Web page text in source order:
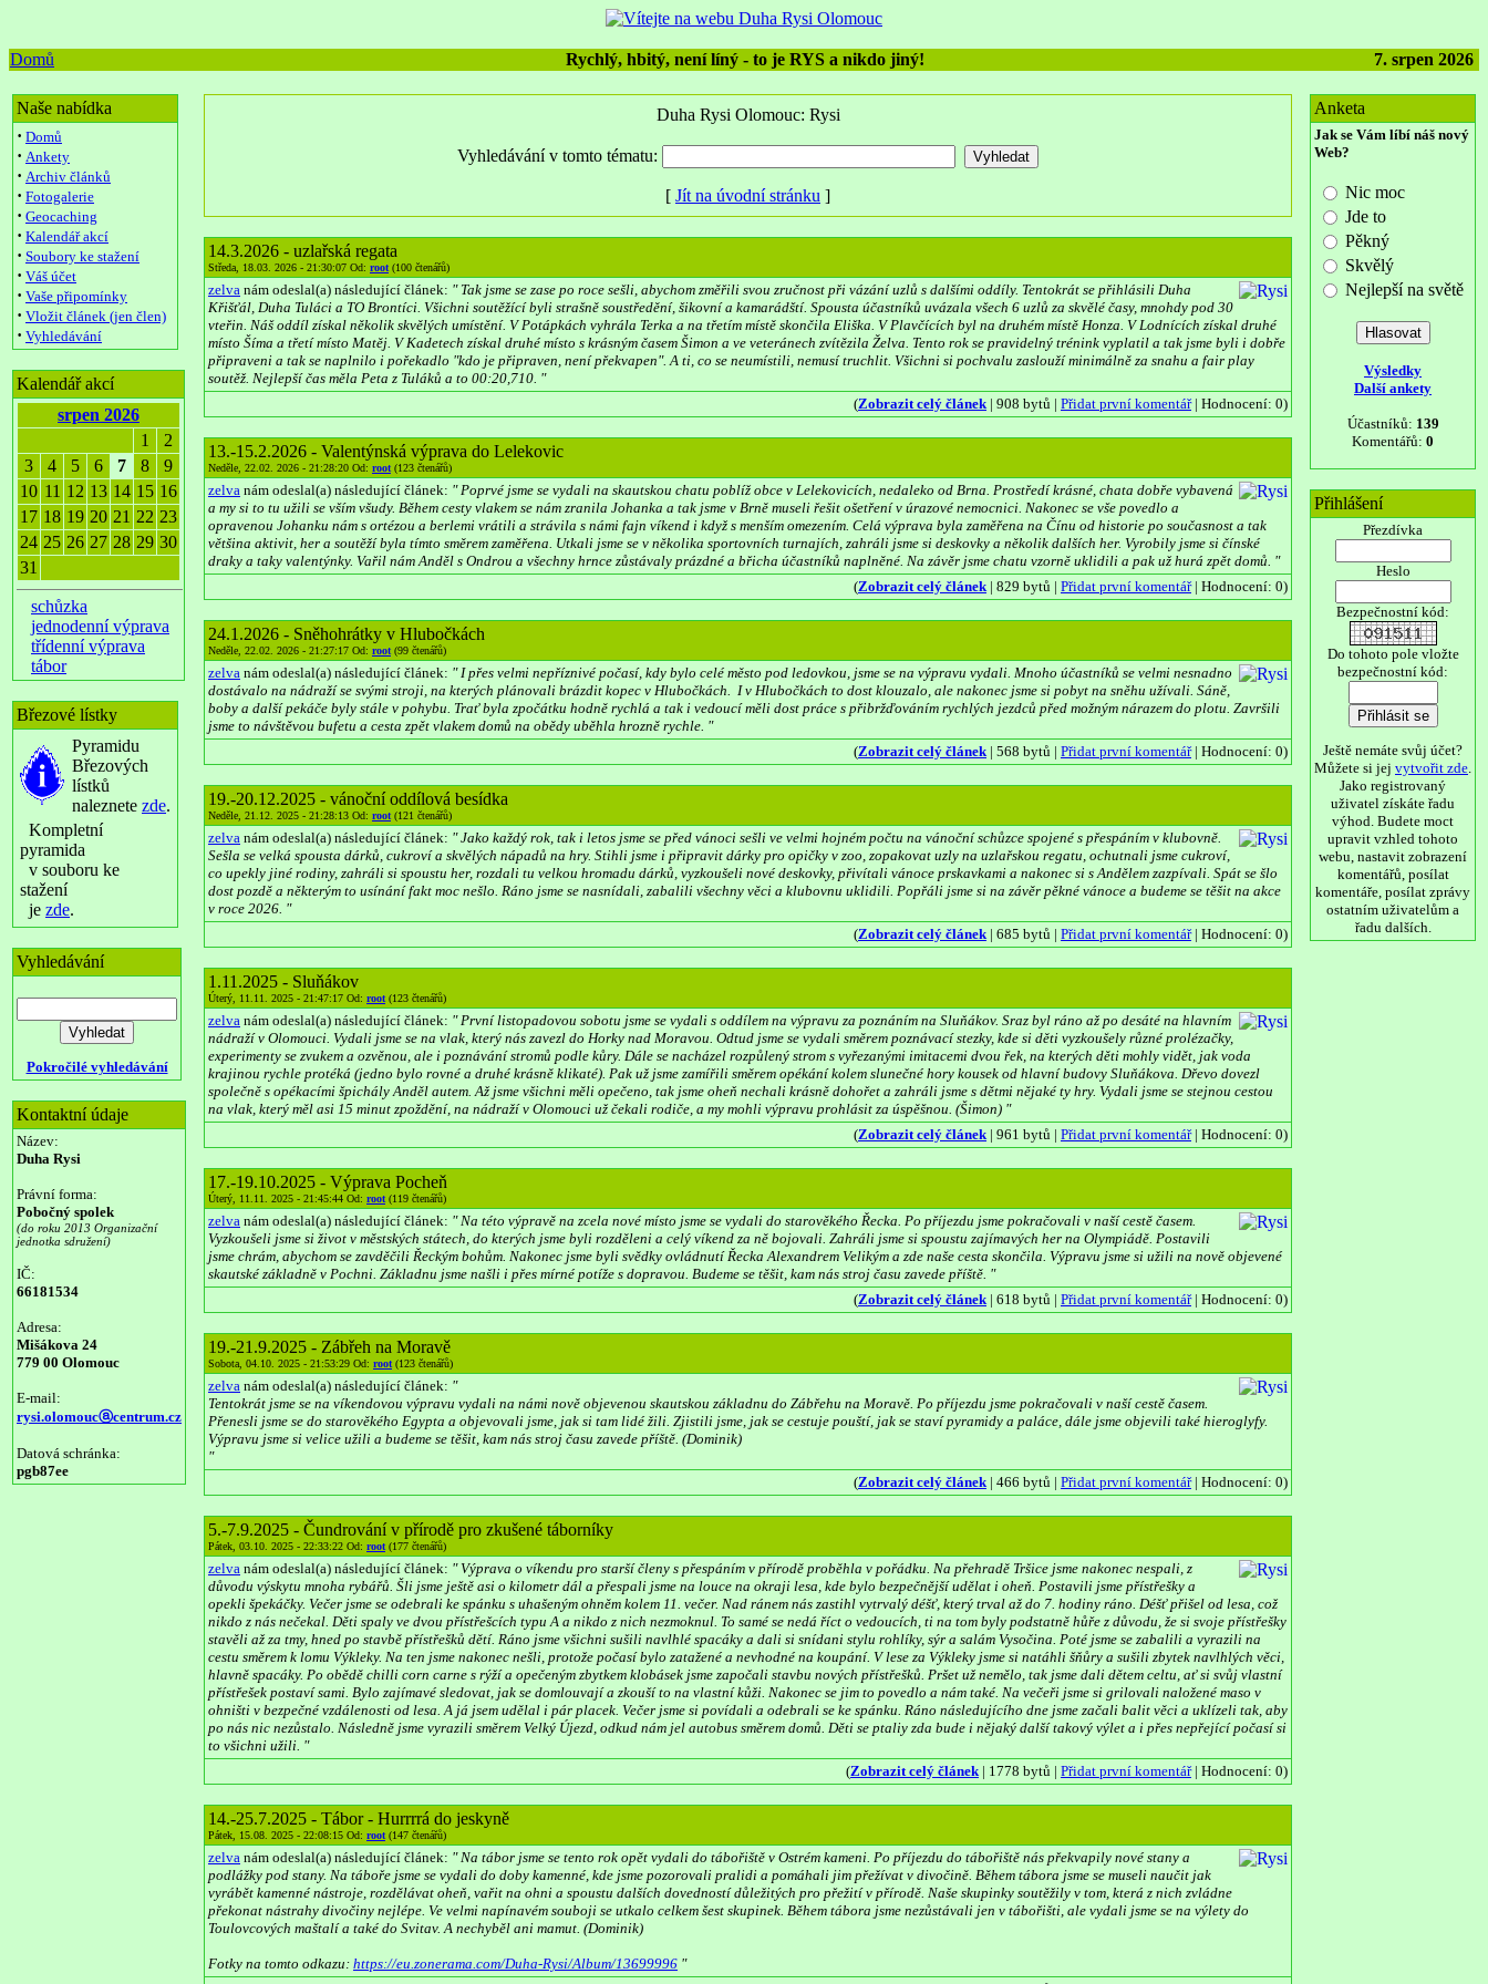
Domů Rychlý, hbitý, není líný - to je RYS a nikdo jiný! 7. srpen 2026
Naše nabídka
· Domů
· Ankety
· Archiv článků
· Fotogalerie
· Geocaching
· Kalendář akcí
· Soubory ke stažení
· Váš účet
· Vaše připomínky
· Vložit článek (jen člen)
· Vyhledávání
Kalendář akcí
srpen 2026
1
2
3
4 5 6 7 8
9
10 11 12 13 14 15 16
17 18 19 20 21 22 23
24 25 26 27 28 29 30
31
schůzka
jednodenní výprava
třídenní výprava
tábor
Březové lístky
Pyramidu
Březových
lístků
naleznete zde.
Kompletní
pyramida
v souboru ke
stažení
je zde.
Vyhledávání
Pokročilé vyhledávání
Kontaktní údaje
Název:
Duha Rysi
Právní forma:
Pobočný spolek
(do roku 2013 Organizační
jednotka sdružení)
IČ:
66181534
Adresa:
Mišákova 24
779 00 Olomouc
E-mail:
rysi.olomoucⓐcentrum.cz
Datová schránka:
pgb87ee
Duha Rysi Olomouc: Rysi
Vyhledávání v tomto tématu:
[ Jít na úvodní stránku ]
14.3.2026 - uzlařská regata
Středa, 18.03. 2026 - 21:30:07 Od: root (100 čtenářů)
zelva nám odeslal(a) následující článek: " Tak jsme se zase po roce sešli, abychom změřili svou zručnost při vázání uzlů s dalšími oddíly. Tentokrát se přihlásili Duha
Křišťál, Duha Tuláci a TO Brontíci. Všichni soutěžící byli strašně soustředění, šikovní a kamarádští. Spousta účastníků uvázala všech 6 uzlů za skvělé časy, mnohdy pod 30
vteřin. Náš oddíl získal několik skvělých umístění. V Potápkách vyhrála Terka a na třetím místě skončila Eliška. V Plavčících byl na druhém místě Honza. V Lodnících získal druhé
místo Šíma a třetí místo Matěj. V Kadetech získal druhé místo s krásným časem Šimon a ve veteránech zvítězila Želva. Tento rok se pravidelný trénink vyplatil a tak jsme byli i dobře
připraveni a tak se naplnilo i pořekadlo "kdo je připraven, není překvapen". A ti, co se neumístili, nemusí truchlit. Všichni si pochvalu zaslouží minimálně za snahu a fair play
soutěž. Nejlepší čas měla Peta z Tuláků a to 00:20,710. "
(Zobrazit celý článek| 908 bytů | Přidat první komentář| Hodnocení: 0)
13.-15.2.2026 - Valentýnská výprava do Lelekovic
Neděle, 22.02. 2026 - 21:28:20 Od: root (123 čtenářů)
zelva nám odeslal(a) následující článek: " Poprvé jsme se vydali na skautskou chatu poblíž obce v Lelekovicích, nedaleko od Brna. Prostředí krásné, chata dobře vybavená
a my si to tu užili se vším všudy. Během cesty vlakem se nám zranila Johanka a tak jsme v Brně museli řešit ošetření v úrazové nemocnici. Nakonec se vše povedlo a
opravenou Johanku nám s ortézou a berlemi vrátili a strávila s námi fajn víkend i když s menším omezením. Celá výprava byla zaměřena na Čínu od historie po současnost a tak
většina aktivit, her a soutěží byla tímto směrem zaměřena. Utkali jsme se v několika sportovních turnajích, zahráli jsme si deskovky a několik dalších her. Vyrobily jsme si čínské
draky a taky valentýnky. Vařil nám Anděl s Ondrou a všechny hrnce zůstávaly prázdné a břicha účastníků naplněné. Na závěr jsme chatu vzorně uklidili a pak už hurá zpět domů. "
(Zobrazit celý článek| 829 bytů | Přidat první komentář| Hodnocení: 0)
24.1.2026 - Sněhohrátky v Hlubočkách
Neděle, 22.02. 2026 - 21:27:17 Od: root (99 čtenářů)
zelva nám odeslal(a) následující článek: " I přes velmi nepříznivé počasí, kdy bylo celé město pod ledovkou, jsme se na výpravu vydali. Mnoho účastníků se velmi nesnadno
dostávalo na nádraží se svými stroji, na kterých plánovali brázdit kopec v Hlubočkách. I v Hlubočkách to dost klouzalo, ale nakonec jsme si pobyt na sněhu užívali. Sáně,
boby a další pekáče byly stále v pohybu. Trať byla zpočátku hodně rychlá a tak i vedoucí měli dost práce s přibržďováním rychlých jezdců před možným nárazem do plotu. Završili
jsme to návštěvou bufetu a cesta zpět vlakem domů na obědy uběhla hrozně rychle. "
(Zobrazit celý článek| 568 bytů | Přidat první komentář| Hodnocení: 0)
19.-20.12.2025 - vánoční oddílová besídka
Neděle, 21.12. 2025 - 21:28:13 Od: root (121 čtenářů)
zelva nám odeslal(a) následující článek: " Jako každý rok, tak i letos jsme se před vánoci sešli ve velmi hojném počtu na vánoční schůzce spojené s přespáním v klubovně.
Sešla se velká spousta dárků, cukroví a skvělých nápadů na hry. Stihli jsme i připravit dárky pro opičky v zoo, zopakovat uzly na uzlařskou regatu, ochutnali jsme cukroví,
co upekly jiné rodiny, zahráli si spoustu her, rozdali tu velkou hromadu dárků, vyzkoušeli nové deskovky, přivítali vánoce prskavkami a nakonec si s Andělem zazpívali. Spát se šlo
dost pozdě a některým to usínání fakt moc nešlo. Ráno jsme se nasnídali, zabalili všechny věci a klubovnu uklidili. Popřáli jsme si na závěr pěkné vánoce a budeme se těšit na akce
v roce 2026. "
(Zobrazit celý článek| 685 bytů | Přidat první komentář| Hodnocení: 0)
1.11.2025 - Sluňákov
Úterý, 11.11. 2025 - 21:47:17 Od: root (123 čtenářů)
zelva nám odeslal(a) následující článek: " První listopadovou sobotu jsme se vydali s oddílem na výpravu za poznáním na Sluňákov. Sraz byl ráno až po desáté na hlavním
nádraží v Olomouci. Vydali jsme se na vlak, který nás zavezl do Horky nad Moravou. Odtud jsme se vydali směrem poznávací stezky, kde si děti vyzkoušely různé prolézačky,
experimenty se zvukem a ozvěnou, ale i poznávání stromů podle kůry. Dále se nacházel rozpůlený strom s vyřezanými imitacemi dvou řek, na kterých děti mohly vidět, jak voda
krajinou rychle protéká (jedno bylo rovné a druhé krásně klikaté). Pak už jsme zamířili směrem opékání kolem slunečné hory kousek od hlavní budovy Sluňákova. Dřevo dovezl
společně s opékacími špichály Anděl autem. Až jsme všichni měli opečeno, tak jsme oheň nechali krásně dohořet a zahráli jsme s dětmi nějaké ty hry. Vydali jsme se stejnou cestou
na vlak, který měl asi 15 minut zpoždění, na nádraží v Olomouci už čekali rodiče, a my mohli výpravu prohlásit za úspěšnou. (Šimon) "
(Zobrazit celý článek| 961 bytů | Přidat první komentář| Hodnocení: 0)
17.-19.10.2025 - Výprava Pocheň
Úterý, 11.11. 2025 - 21:45:44 Od: root (119 čtenářů)
zelva nám odeslal(a) následující článek: " Na této výpravě na zcela nové místo jsme se vydali do starověkého Řecka. Po příjezdu jsme pokračovali v naší cestě časem.
Vyzkoušeli jsme si život v městských státech, do kterých jsme byli rozděleni a celý víkend za ně bojovali. Zahráli jsme si spoustu zajímavých her na Olympiádě. Postavili
jsme chrám, abychom se zavděčili Řeckým bohům. Nakonec jsme byli svědky ovládnutí Řecka Alexandrem Velikým a zde naše cesta skončila. Výpravu jsme si užili na nově objevené
skautské základně v Pochni. Základnu jsme našli i přes mírné potíže s dopravou. Budeme se těšit, kam nás stroj času zavede příště. "
(Zobrazit celý článek| 618 bytů | Přidat první komentář| Hodnocení: 0)
19.-21.9.2025 - Zábřeh na Moravě
Sobota, 04.10. 2025 - 21:53:29 Od: root (123 čtenářů)
zelva nám odeslal(a) následující článek: "
Tentokrát jsme se na víkendovou výpravu vydali na námi nově objevenou skautskou základnu do Zábřehu na Moravě. Po příjezdu jsme pokračovali v naší cestě časem.
Přenesli jsme se do starověkého Egypta a objevovali jsme, jak si tam lidé žili. Zjistili jsme, jak se cestuje pouští, jak se staví pyramidy a paláce, dále jsme objevili také hieroglyfy.
Výpravu jsme si velice užili a budeme se těšit, kam nás stroj času zavede příště. (Dominik)
"
(Zobrazit celý článek| 466 bytů | Přidat první komentář| Hodnocení: 0)
5.-7.9.2025 - Čundrování v přírodě pro zkušené táborníky
Pátek, 03.10. 2025 - 22:33:22 Od: root (177 čtenářů)
zelva nám odeslal(a) následující článek: " Výprava o víkendu pro starší členy s přespáním v přírodě proběhla v pořádku. Na přehradě Tršice jsme nakonec nespali, z
důvodu výskytu mnoha rybářů. Šli jsme ještě asi o kilometr dál a přespali jsme na louce na okraji lesa, kde bylo bezpečnější udělat i oheň. Postavili jsme přístřešky a
opekli špekáčky. Večer jsme se odebrali ke spánku s uhašeným ohněm kolem 11. večer. Nad ránem nás zastihl vytrvalý déšť, který trval až do 7. hodiny ráno. Déšť přišel od lesa, což
nikdo z nás nečekal. Děti spaly ve dvou přístřešcích typu A a nikdo z nich nezmoknul. To samé se nedá říct o vedoucích, ti na tom byly podstatně hůře z důvodu, že si svoje přístřešky
stavěli až za tmy, hned po stavbě přístřešků dětí. Ráno jsme všichni sušili navlhlé spacáky a dali si snídani stylu rohlíky, sýr a salám Vysočina. Poté jsme se zabalili a vyrazili na
cestu směrem k lomu Výkleky. Na ten jsme nakonec nešli, protože počasí bylo zatažené a nevhodné na koupání. V lese za Výkleky jsme si natáhli šňůry a sušili zbytek navlhlých věci,
hlavně spacáky. Po obědě chilli corn carne s rýží a opečeným zbytkem klobásek jsme započali stavbu nových přístřešků. Pršet už nemělo, tak jsme dali dětem celtu, ať si svůj vlastní
přístřešek postaví sami. Bylo zajímavé sledovat, jak se domlouvají a zkouší to na vlastní kůži. Nakonec se jim to povedlo a nám také. Na večeři jsme si grilovali naložené maso v
ohništi v bezpečné vzdálenosti od lesa. A já jsem udělal i pár placek. Večer jsme si povídali a odebrali se ke spánku. Ráno následujícího dne jsme začali balit věci a uklízeli tak, aby
po nás nic nezůstalo. Následně jsme vyrazili směrem Velký Újezd, odkud nám jel autobus směrem domů. Děti se ptaliy zda bude i nějaký další takový výlet a i přes nepřející počasí si
to všichni užili. "
(Zobrazit celý článek| 1778 bytů | Přidat první komentář| Hodnocení: 0)
14.-25.7.2025 - Tábor - Hurrrrá do jeskyně
Pátek, 15.08. 2025 - 22:08:15 Od: root (147 čtenářů)
zelva nám odeslal(a) následující článek: " Na tábor jsme se tento rok opět vydali do tábořiště v Ostrém kameni. Po příjezdu do tábořiště nás překvapily nové stany a
podlážky pod stany. Na táboře jsme se vydali do doby kamenné, kde jsme pozorovali pralidi a pomáhali jim přežívat v divočině. Během tábora jsme se museli naučit jak
vyrábět kamenné nástroje, rozdělávat oheň, vařit na ohni a spoustu dalších dovedností důležitých pro přežití v přírodě. Naše skupinky soutěžily v tom, která z nich zvládne
překonat nástrahy divočiny nejlépe. Ve velmi napínavém souboji se utkalo celkem šest skupinek. Během tábora jsme nezůstávali jen v tábořišti, ale vydali jsme se na výlety do
Toulovcových maštalí a také do Svitav. A nechyběl ani mamut. (Dominik)
Fotky na tomto odkazu: https://eu.zonerama.com/Duha-Rysi/Album/13699996 "
Anketa
Jak se Vám líbí náš nový
Web?
Nic moc
Jde to
Pěkný
Skvělý
Nejlepší na světě
Výsledky
Další ankety
Účastníků: 139
Komentářů: 0
Přihlášení
Přezdívka
Heslo
Bezpečnostní kód:
Do tohoto pole vložte
bezpečnostní kód:
Ještě nemáte svůj účet?
Můžete si jej vytvořit zde.
Jako registrovaný
uživatel získáte řadu
výhod. Budete moct
upravit vzhled tohoto
webu, nastavit zobrazení
komentářů, posílat
komentáře, posílat zprávy
ostatním uživatelům a
řadu dalších.